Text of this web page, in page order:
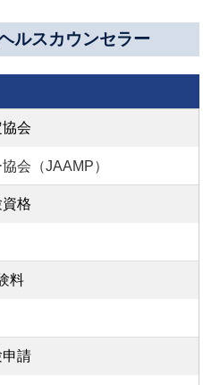
ルスカウンセラー
会
会（JAAMP）
格
料
申請